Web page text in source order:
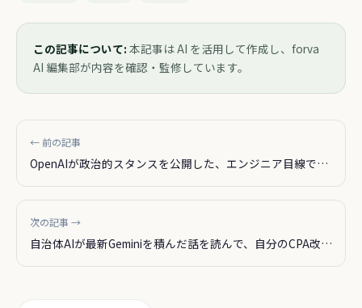
この記事について: 本記事は AI を活用して作成し、forva
AI 編集部が内容を確認・監修しています。
← 前の記事
OpenAIが政治的スタンスを公開した、エンジニア目線で読
んでみた
次の記事 →
自治体AIが最新Geminiを積んだ話を読んで、自分のCPA改善
を考えた